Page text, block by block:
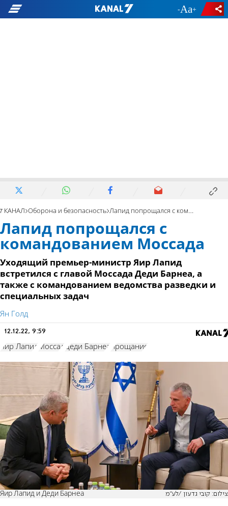
- +
7 КАНАЛ Оборона и безопасность Лапид попрощался с командованием Моссада
Лапид попрощался с
командованием Моссада
Уходящий премьер-министр Яир Лапид
встретился с главой Моссада Деди Барнеа, а
также с командованием ведомства разведки и
специальных задач
Ян Голд
12.12.22, 9:59
Яир Лапид Моссад Деди Барнеа прощание
Яир Лапид и Деди Барнеа צילום: קובי גדעון /לע"מ